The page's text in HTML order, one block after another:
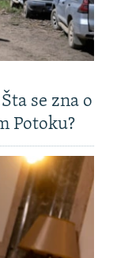
se zna o
Potoku?